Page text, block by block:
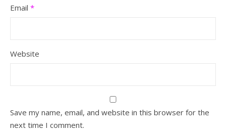
Email *
Website
Save my name, email, and website in this browser for the
next time I comment.